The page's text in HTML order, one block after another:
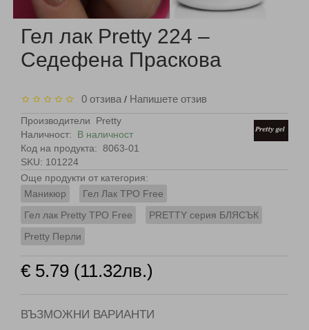
Гел лак Pretty 224 –
Седефена Праскова
0 отзива / Напишете отзив
Производители
Pretty
Наличност: В наличност
Код на продукта: 8063-01
SKU: 101224
Още продукти от категория:
Маникюр
Гел Лак TPO Free
Гел лак Pretty TPO Free
PRETTY серия БЛЯСЪК
Pretty Перли
€ 5.79 (11.32лв.)
ВЪЗМОЖНИ ВАРИАНТИ